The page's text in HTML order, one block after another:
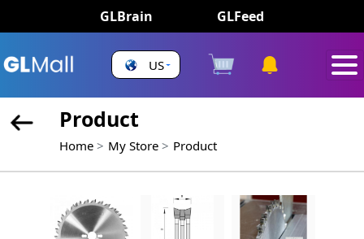
GLBrain GLFeed
US
Product
Home My Store Product